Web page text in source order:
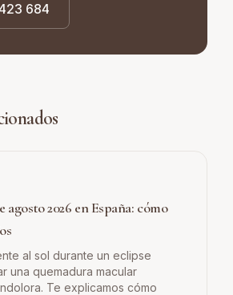
684
agosto 2026 en España: cómo
al sol durante un eclipse
una quemadura macular
Te explicamos cómo